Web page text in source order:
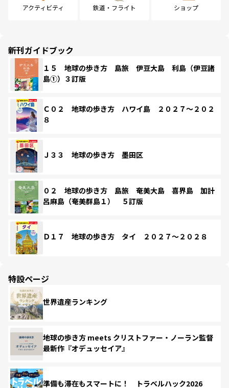
アクティビティ 鉄道・フライト ショップ
新刊ガイドブック
１５ 地球の歩き方 島旅 伊豆大島 利島（伊豆諸
島①）３訂版
Ｃ０２ 地球の歩き方 ハワイ島 ２０２７～２０２
８
Ｊ３３ 地球の歩き方 墨田区
０２ 地球の歩き方 島旅 奄美大島 喜界島 加計
呂麻島（奄美群島１） ５訂版
Ｄ１７ 地球の歩き方 タイ ２０２７～２０２８
特設ページ
世界遺産ランキング
地球の歩き方 meets クリストファー・ノーラン監督
最新作『オデュッセイア』
準備も滞在もスマートに！ トラベルハック2026